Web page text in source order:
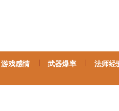
游戏感情 武器爆率
法师经